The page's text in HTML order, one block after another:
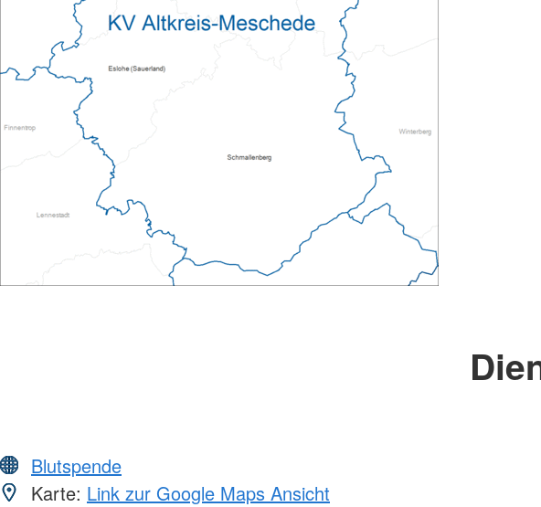
Blutspende
Karte: Link zur Google Maps Ansicht